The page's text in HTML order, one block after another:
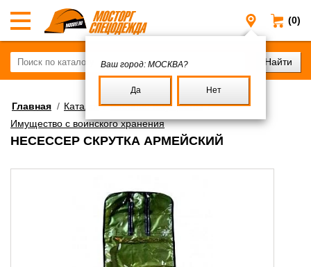
(0)
Москва
Ваш город: МОСКВА?
Да Нет
Главная / Каталог/Военное имущество/
Имущество с воинского хранения
НЕСЕССЕР СКРУТКА АРМЕЙСКИЙ